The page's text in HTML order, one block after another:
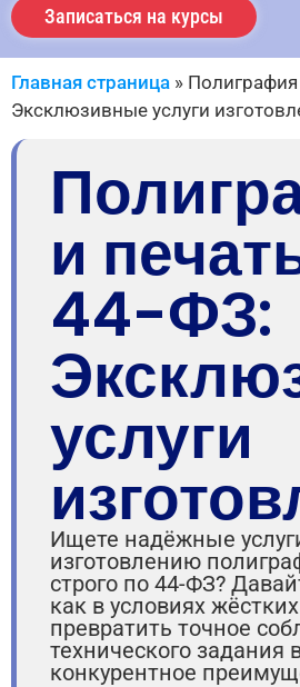
Записаться на курсы
Главная страница »
Эксклюзивные услуги
и
44-ФЗ:
услуги
Ищете надёжные
изготовлению
строго по 44-ФЗ?
как в условиях
превратить точное
технического задания
конкурентное